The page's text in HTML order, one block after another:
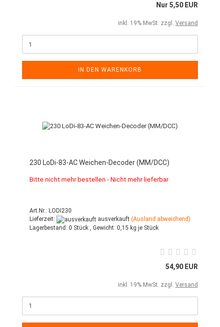
Nur 5,50 EUR
inkl. 19% MwSt. zzgl. Versand
IN DEN WARENKORB
230 LoDi-83-AC Weichen-Decoder (MM/DCC)
Bitte nicht mehr bestellen - Nicht mehr lieferbar
Art.Nr.: LODI230
Lieferzeit:
ausverkauft (Ausland abweichend)
Lagerbestand: 0 Stück , Gewicht: 0,15 kg je Stück
54,90 EUR
inkl. 19% MwSt. zzgl. Versand